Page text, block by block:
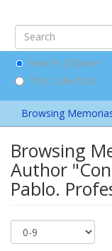
Search DSpace
This Collection
Browsing
Browsing
Author
Pablo.